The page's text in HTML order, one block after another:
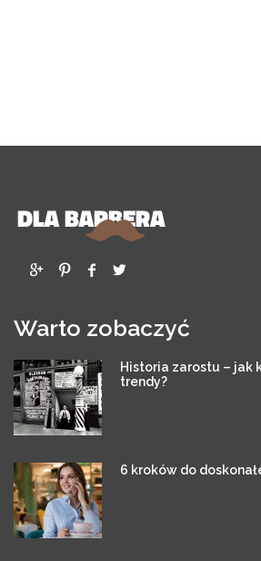
Warto zobaczyć
Historia zarostu – jak
trendy?
6 kroków do